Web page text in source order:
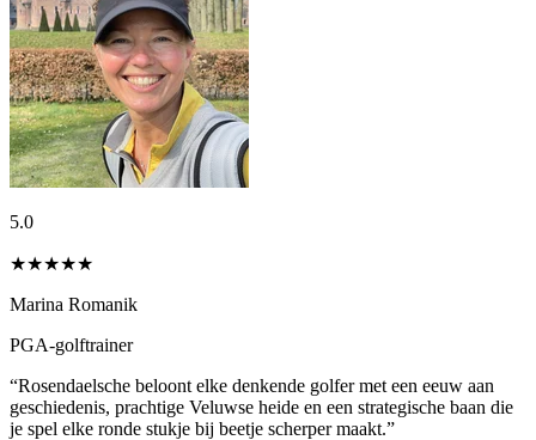
5.0
★★★★★
Marina Romanik
PGA-golftrainer
“Rosendaelsche beloont elke denkende golfer met een eeuw aan
geschiedenis, prachtige Veluwse heide en een strategische baan die
je spel elke ronde stukje bij beetje scherper maakt.”